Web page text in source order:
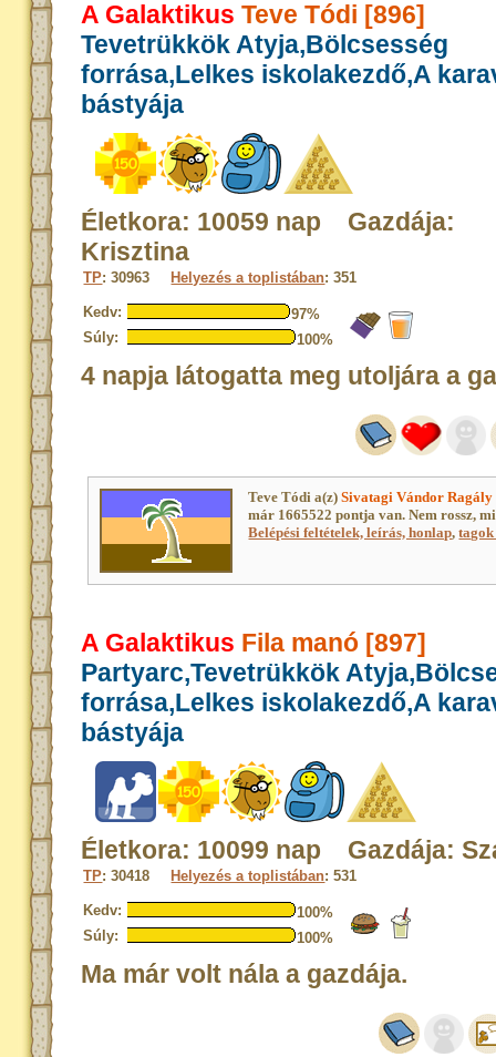
A Galaktikus Teve Tódi [896]
Tevetrükkök Atyja,Bölcsesség
forrása,Lelkes iskolakezdő,A
bástyája
Életkora: 10059 nap Gazdája:
Krisztina
TP: 30963 Helyezés a toplistában: 351
Kedv:
97%
Súly:
100%
4 napja látogatta meg utoljára a
Teve Tódi a(z)Sivatagi Vándor Ragály
már 1665522 pontja van. Nem rossz,
Belépési feltételek, leírás, honlap,
A Galaktikus Fila manó [897]
Partyarc,Tevetrükkök
forrása,Lelkes iskolakezdő,A
bástyája
Életkora: 10099 nap Gazdája:
TP: 30418 Helyezés a toplistában: 531
Kedv:
100%
Súly:
100%
Ma már volt nála a gazdája.